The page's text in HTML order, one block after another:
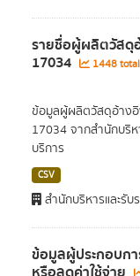
รายชื่อผู้ผลิตวัสดุ
17034 1448
ข้อมูลผู้ผลิตวัสดุอ้างอิ
17034 จากสำนักบริ
บริการ
CSV
สำนักบริหารและรั
ข้อมูลผู้ประกอบก